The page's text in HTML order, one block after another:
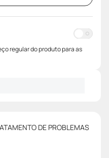
regular do produto para as
DE PROBLEMAS